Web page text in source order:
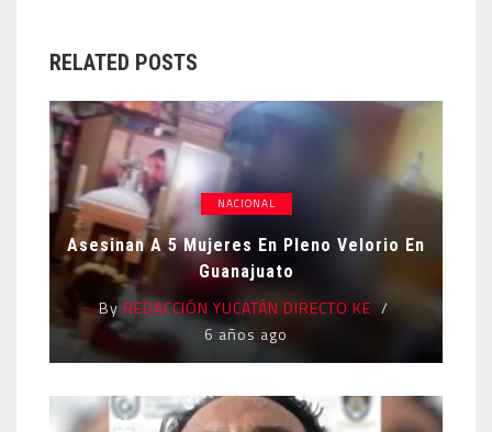
RELATED POSTS
NACIONAL
Asesinan A 5 Mujeres En Pleno Velorio En
Guanajuato
By REDACCIÓN YUCATÁN DIRECTO KE
6 años ago